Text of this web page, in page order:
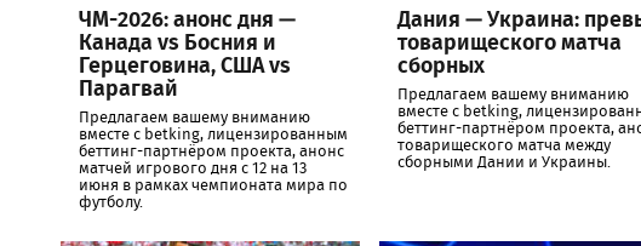
ЧМ-2026: анонс дня —
Канада vs Босния и
Герцеговина, США vs
Парагвай
Предлагаем вашему вниманию
вместе с betking, лицензированным
беттинг-партнёром проекта, анонс
матчей игрового дня с 12 на 13
июня в рамках чемпионата мира по
футболу.
Дания — Украина:
товарищеского матча
сборных
Предлагаем вашему вниманию
вместе с betking,
беттинг-партнёром проекта,
товарищеского матча между
сборными Дании и Украины.